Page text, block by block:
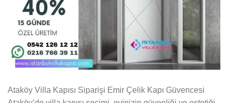
Ataköy Villa Kapısı Siparişi Emir Çelik Kapı Güvencesi